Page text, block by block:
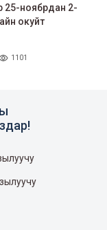
25-ноябрдан 2-
окуйт
1101